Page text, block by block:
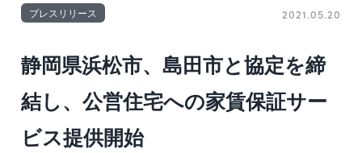
プレスリリース 2021.05.20
静岡県浜松市、島田市と協定を締
結し、公営住宅への家賃保証サー
ビス提供開始